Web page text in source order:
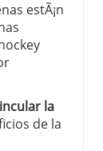
estÃ¡n
la
de la